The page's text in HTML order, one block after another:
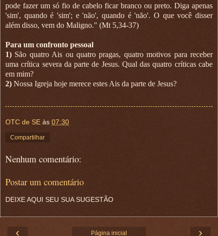
pode fazer um só fio de cabelo ficar branco ou preto. Diga apenas
'sim', quando é 'sim'; e 'não', quando é 'não'. O que você disser
além disso, vem do Maligno." (Mt 5,34-37)
Para um confronto pessoal
1) São quatro Ais ou quatro pragas, quatro motivos para receber
uma crítica severa da parte de Jesus. Qual das quatro críticas cabe
em mim?
2) Nossa Igreja hoje merece estes Ais da parte de Jesus?
OTC de SE às 07:30
Compartilhar
Nenhum comentário:
Postar um comentário
DEIXE AQUI SEU SUA SUGESTÃO
‹ ›
Página inicial